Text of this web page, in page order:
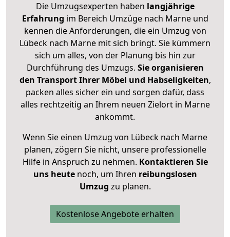
Die Umzugsexperten haben langjährige
Erfahrung im Bereich Umzüge nach Marne und
kennen die Anforderungen, die ein Umzug von
Lübeck nach Marne mit sich bringt. Sie kümmern
sich um alles, von der Planung bis hin zur
Durchführung des Umzugs. Sie organisieren
den Transport Ihrer Möbel und Habseligkeiten,
packen alles sicher ein und sorgen dafür, dass
alles rechtzeitig an Ihrem neuen Zielort in Marne
ankommt.
Wenn Sie einen Umzug von Lübeck nach Marne
planen, zögern Sie nicht, unsere professionelle
Hilfe in Anspruch zu nehmen. Kontaktieren Sie
uns heutenoch, um Ihren reibungslosen
Umzug zu planen.
Kostenlose Angebote erhalten